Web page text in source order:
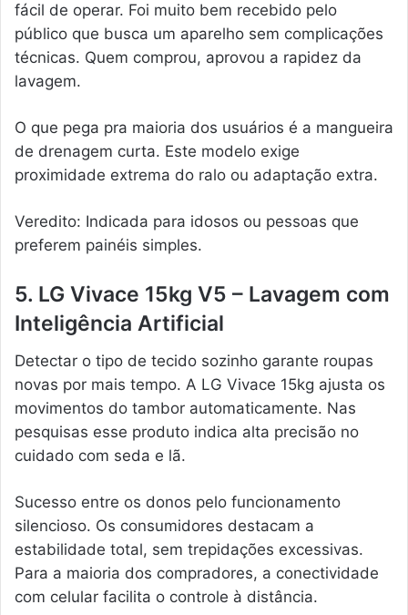
fácil de operar. Foi muito bem recebido pelo
público que busca um aparelho sem complicações
técnicas. Quem comprou, aprovou a rapidez da
lavagem.
O que pega pra maioria dos usuários é a mangueira
de drenagem curta. Este modelo exige
proximidade extrema do ralo ou adaptação extra.
Veredito: Indicada para idosos ou pessoas que
preferem painéis simples.
5. LG Vivace 15kg V5 – Lavagem com
Inteligência Artificial
Detectar o tipo de tecido sozinho garante roupas
novas por mais tempo. A LG Vivace 15kg ajusta os
movimentos do tambor automaticamente. Nas
pesquisas esse produto indica alta precisão no
cuidado com seda e lã.
Sucesso entre os donos pelo funcionamento
silencioso. Os consumidores destacam a
estabilidade total, sem trepidações excessivas.
Para a maioria dos compradores, a conectividade
com celular facilita o controle à distância.